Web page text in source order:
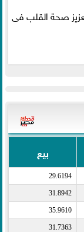
صحة القلب فى
بيع
29.6194
31.8942
35.9610
31.7363